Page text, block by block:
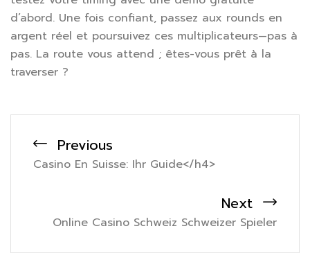
d’abord. Une fois confiant, passez aux rounds en
argent réel et poursuivez ces multiplicateurs—pas à
pas. La route vous attend ; êtes-vous prêt à la
traverser ?
Previous
Casino En Suisse: Ihr Guide</h4>
Next
Online Casino Schweiz Schweizer Spieler